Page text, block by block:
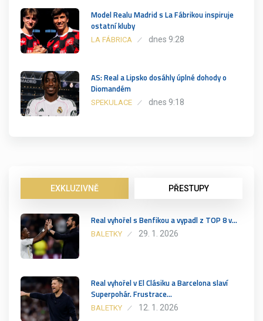
Model Realu Madrid s La Fábrikou inspiruje
ostatní kluby
LA FÁBRICA dnes 9:28
AS: Real a Lipsko dosáhly úplné dohody o
Diomandém
SPEKULACE dnes 9:18
EXKLUZIVNĚ PŘESTUPY
Real vyhořel s Benfikou a vypadl z TOP 8 v…
BALETKY 29. 1. 2026
Real vyhořel v El Clásiku a Barcelona slaví
Superpohár. Frustrace…
BALETKY 12. 1. 2026